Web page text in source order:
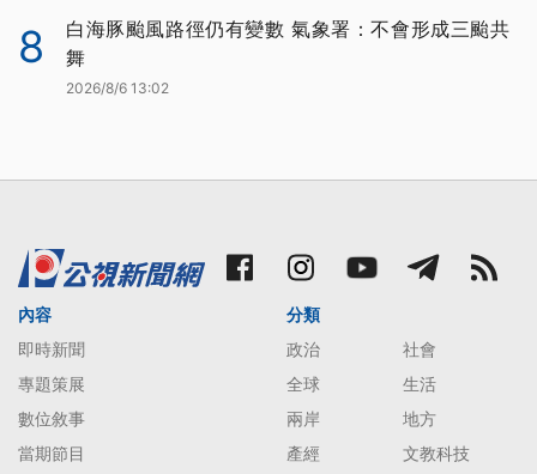
8
白海豚颱風路徑仍有變數 氣象署：不會形成三颱共
舞
2026/8/6 13:02
內容
即時新聞
專題策展
數位敘事
當期節目
分類
政治
社會
全球
生活
兩岸
地方
產經
文教科技